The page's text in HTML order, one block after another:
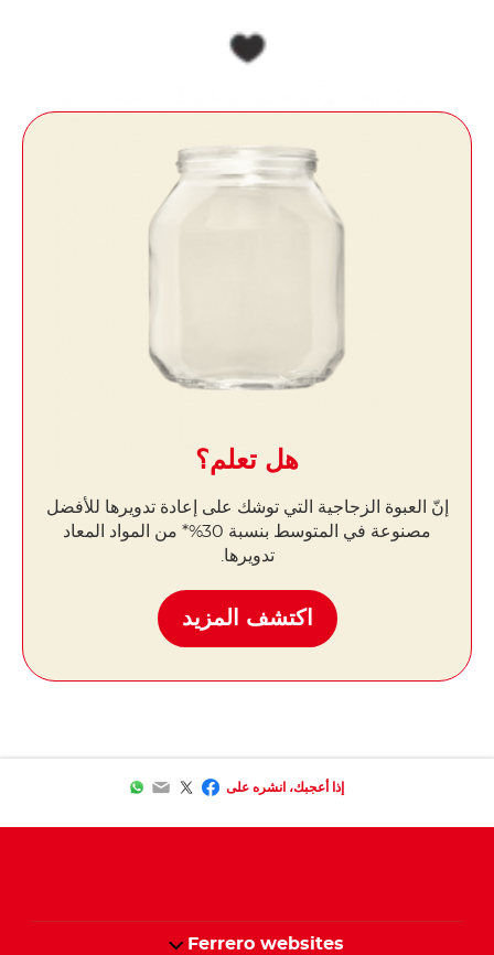
هل تعلم؟
إنّ العبوة الزجاجية التي توشك على إعادة تدويرها للأفضل
مصنوعة في المتوسط ​​بنسبة 30%* من المواد المعاد
تدويرها.
اكتشف المزيد
إذا أعجبك، انشره على Facebook
Twitter
Email
WhatsApp
Ferrero websites